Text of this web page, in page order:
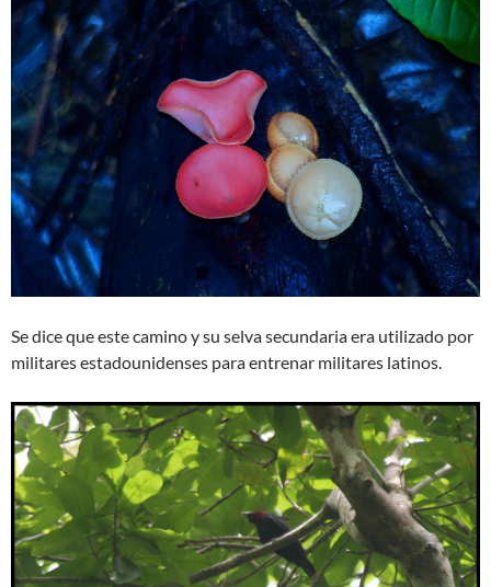
Se dice que este camino y su selva secundaria era utilizado por
militares estadounidenses para entrenar militares latinos.